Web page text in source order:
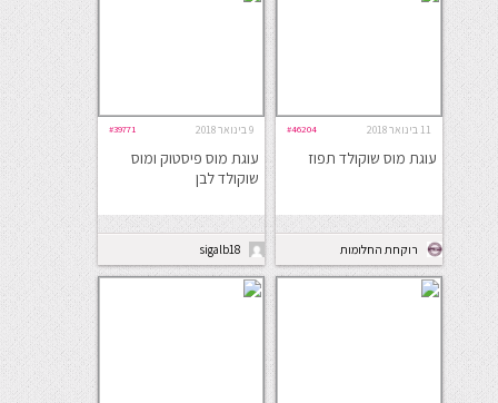
11 בינואר 2018 #46204
עוגת מוס שוקולד תפוז
רוקחת החלומות
9 בינואר 2018 #39771
עוגת מוס פיסטוק ומוס
שוקולד לבן
sigalb18